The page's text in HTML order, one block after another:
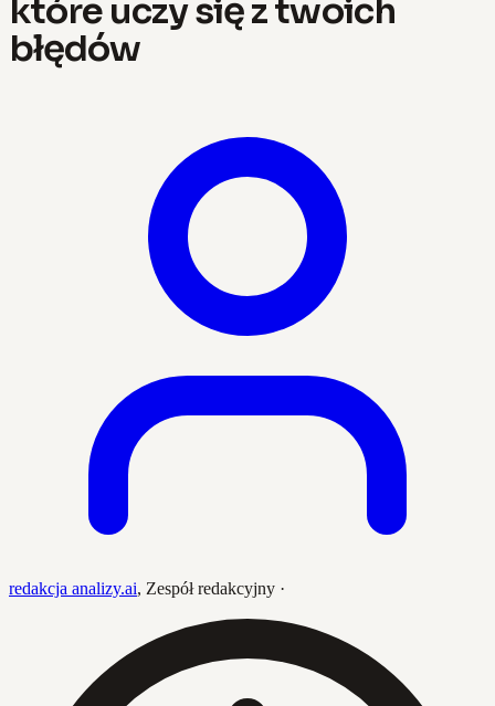
które uczy się z twoich
błędów
redakcja analizy.ai, Zespół redakcyjny ·